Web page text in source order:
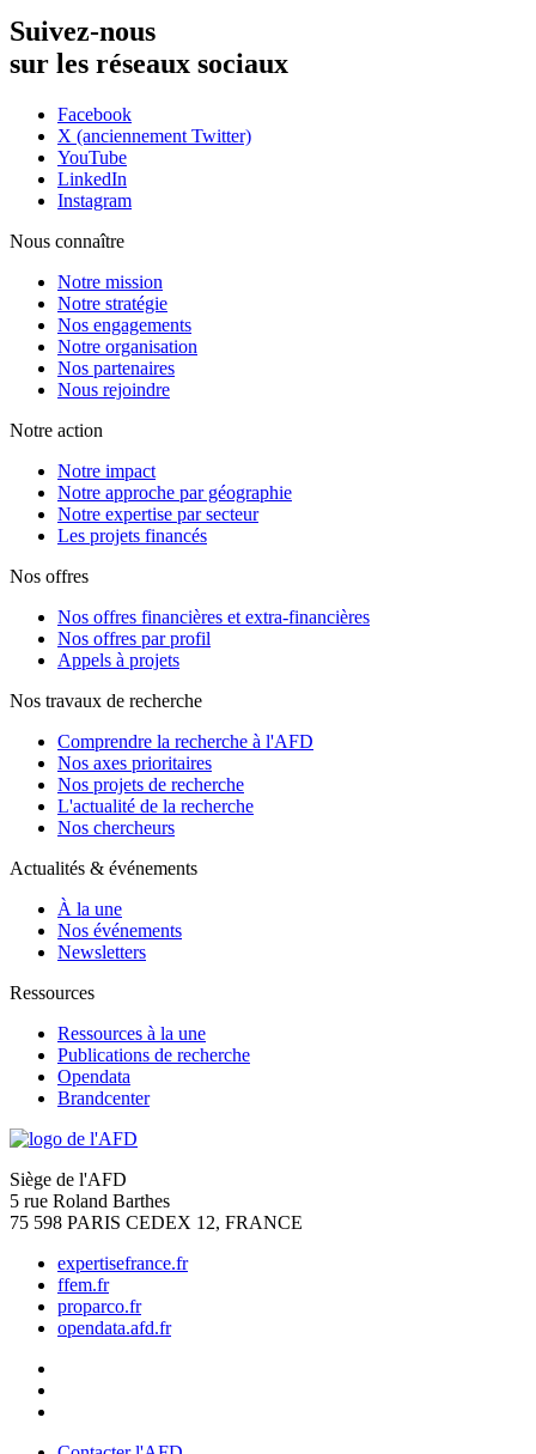
Suivez-nous
sur les réseaux sociaux
Facebook
X (anciennement Twitter)
YouTube
LinkedIn
Instagram
Nous connaître
Notre mission
Notre stratégie
Nos engagements
Notre organisation
Nos partenaires
Nous rejoindre
Notre action
Notre impact
Notre approche par géographie
Notre expertise par secteur
Les projets financés
Nos offres
Nos offres financières et extra-financières
Nos offres par profil
Appels à projets
Nos travaux de recherche
Comprendre la recherche à l'AFD
Nos axes prioritaires
Nos projets de recherche
L'actualité de la recherche
Nos chercheurs
Actualités & événements
À la une
Nos événements
Newsletters
Ressources
Ressources à la une
Publications de recherche
Opendata
Brandcenter
Siège de l'AFD
5 rue Roland Barthes
75 598 PARIS CEDEX 12, FRANCE
expertisefrance.fr
ffem.fr
proparco.fr
opendata.afd.fr